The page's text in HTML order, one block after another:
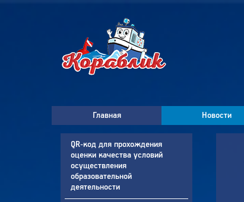
Главная Новости
QR-код для прохождения
оценки качества условий
осуществления
образовательной
деятельности